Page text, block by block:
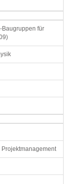
Baugruppen für
Projektmanagement